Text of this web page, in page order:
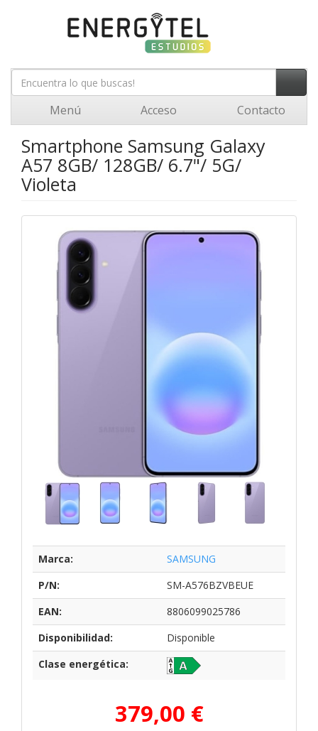
Menú Acceso Contacto
Smartphone Samsung Galaxy
A57 8GB/ 128GB/ 6.7"/ 5G/
Violeta
Marca:
SAMSUNG
P/N:
SM-A576BZVBEUE
EAN:
8806099025786
Disponibilidad:
Disponible
Clase energética:
379,00 €